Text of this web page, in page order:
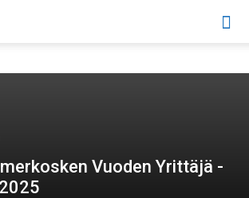
Vuoden Yrittäjä -